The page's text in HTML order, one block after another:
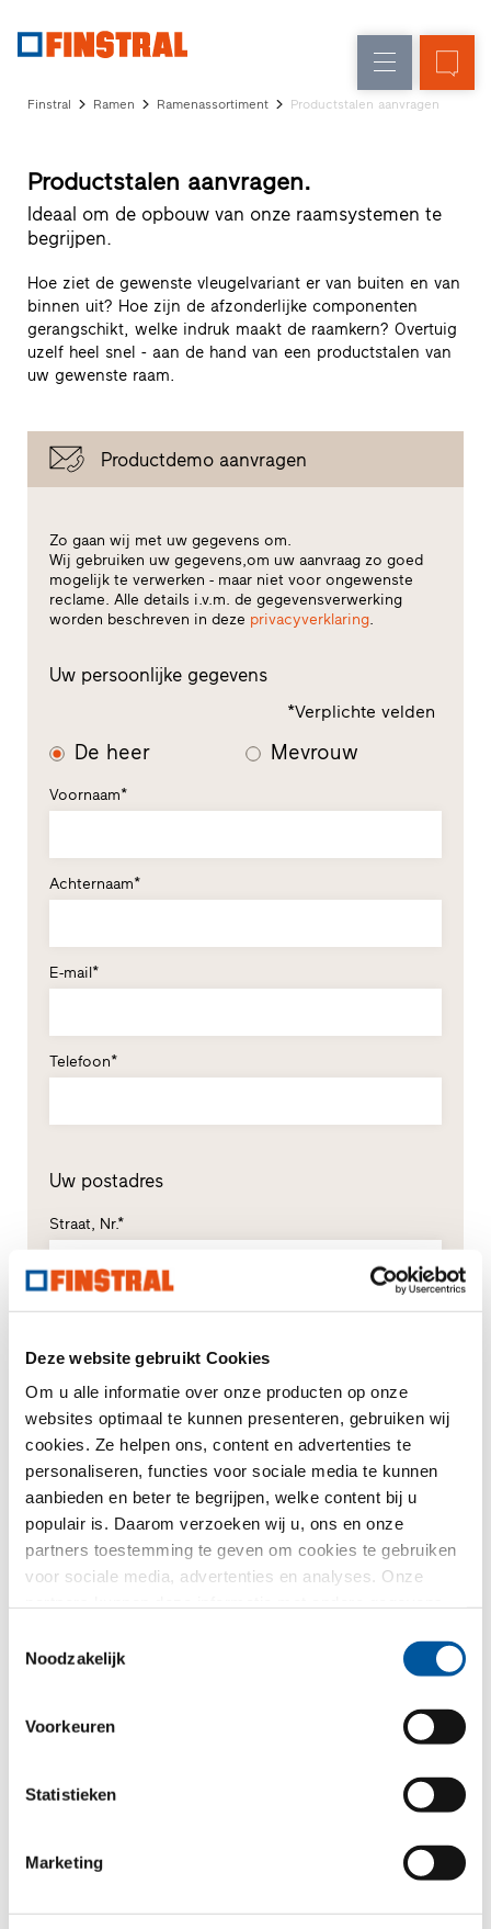
Deze website gebruikt Cookies
Om u alle informatie over onze producten op onze
websites optimaal te kunnen presenteren, gebruiken wij
cookies. Ze helpen ons, content en advertenties te
personaliseren, functies voor sociale media te kunnen
aanbieden en beter te begrijpen, welke content bij u
populair is. Daarom verzoeken wij u, ons en onze
partners toestemming te geven om cookies te gebruiken
voor sociale media, advertenties en analyses. Onze
kader van uw gebruik van de diensten hebben
Noodzakelijk
Voorkeuren
Statistieken
Marketing
Glasgevels
Studio
zoeken
Snelle
Finstral Ramen Ramenassortiment Productstalen aanvragen
Productstalen aanvragen.
Ideaal om de opbouw van onze raamsystemen te
begrijpen.
Hoe ziet de gewenste vleugelvariant er van buiten en van
binnen uit? Hoe zijn de afzonderlijke componenten
gerangschikt, welke indruk maakt de raamkern? Overtuig
uzelf heel snel - aan de hand van een productstalen van
uw gewenste raam.
Productdemo aanvragen
Zo gaan wij met uw gegevens om.
Wij gebruiken uw gegevens,om uw aanvraag zo goed
mogelijk te verwerken - maar niet voor ongewenste
reclame. Alle details i.v.m. de gegevensverwerking
worden beschreven in deze privacyverklaring.
Uw persoonlijke gegevens
*Verplichte velden
De heer Mevrouw
Voornaam*
Achternaam*
E-mail*
Telefoon*
Uw postadres
Straat, Nr.*
Postcode* Plaats*
Land*
Selecteren
Uw geselecteerde demo
90
Uw bericht